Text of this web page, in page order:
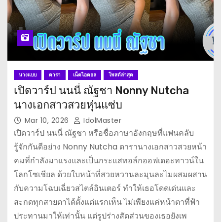
นางแบบ ดารา เน็ตไอดอล โพสต์ล่าสุด
เปิดวาร์ป นนนี่ ณัฐชา Nonny Nutcha
นางเอกสาวสวยหุ่นแซ่บ
Mar 10, 2026 IdolMaster
เปิดวาร์ป นนนี่ ณัฐชา หรือชื่อภาษาอังกฤษที่แฟนคลับ
รู้จักกันดีอย่าง Nonny Nutcha ดารานางเอกสาวสวยหน้า
คมที่กำลังมาแรงและเป็นกระแสทอล์กออฟเดอะทาวน์ใน
โลกโซเชียล ด้วยใบหน้าที่สวยหวานละมุนละไมผสมผสาน
กับความโฉบเฉี่ยวสไตล์อินเตอร์ ทำให้เธอโดดเด่นและ
สะกดทุกสายตาได้ตั้งแต่แรกเห็น ไม่เพียงแค่หน้าตาที่ฟ้า
ประทานมาให้เท่านั้น แต่รูปร่างสัดส่วนของเธอยังเพ